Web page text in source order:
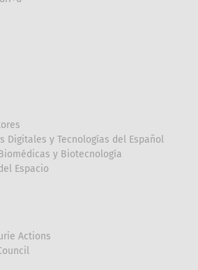
Digitales y Tecnologías del Español
y Biotecnología
Espacio
Actions